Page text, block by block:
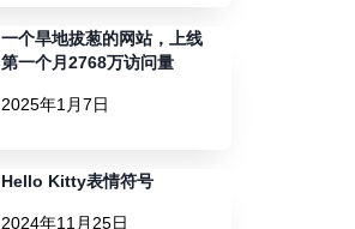
一个旱地拔葱的网站，上线
第一个月2768万访问量
2025年1月7日
Hello Kitty表情符号
2024年11月25日